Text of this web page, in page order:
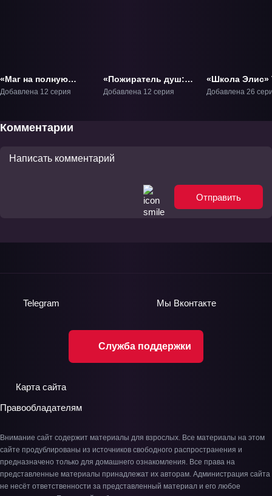
«Маг на полную
ставку 2» ТВ-2
Добавлена 12 серия
«Пожиратель душ:
Класс «NОТ»» ТВ-1
Добавлена 12 серия
«Школа Элис»
Добавлена 26
Комментарии
Отправить
Служба поддержки
Telegram Мы Вконтакте
Карта сайта
Правообладателям
Внимание сайт содержит материалы для взрослых. Все материалы на этом
сайте продублированы из источников свободного распространения и
предназначено только для домашнего ознакомления. Все права на
представленные материалы принадлежат их авторам. Администрация сайта
не несёт ответственности за представленный материал и его любое